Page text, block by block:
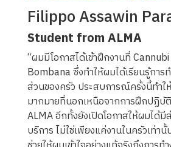
Filippo Assawin
Student from ALMA
“ผมมีโอกาสได้เข้าฝึกงานที่
Bombana ซึ่งทำให้ผมได้เรียนรู้การ
ส่วนของครัว ประสบการณ์ครั้งนี้ทำใ
มากมายที่นอกเหนือจากการฝึกปฏิบั
ALMA อีกทั้งยังเปิดโอกาสให้ผมได้มี
บริการ ไม่ใช่เพียงแค่งานในครัวเท่า